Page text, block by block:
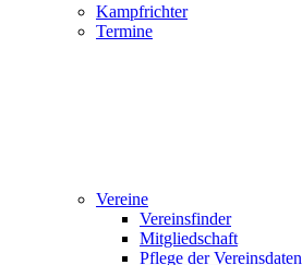
Kampfrichter
Termine
Vereine
Vereinsfinder
Mitgliedschaft
Pflege der Vereinsdaten